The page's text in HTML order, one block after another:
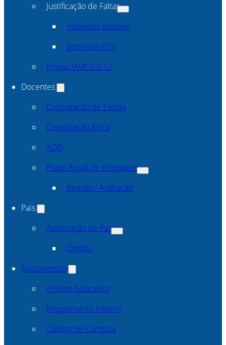
Justificação de Faltas
Impresso editável
Impresso PDF
Provas IAVE 0.0.12
Docentes
Contratação de Escola
Contratação AECs
ADD
Plano Anual de Atividades
Registo / Avaliação
Pais
Associação de Pais
Órgãos
Documentos
Projeto Educativo
Regulamento Interno
Código de Conduta